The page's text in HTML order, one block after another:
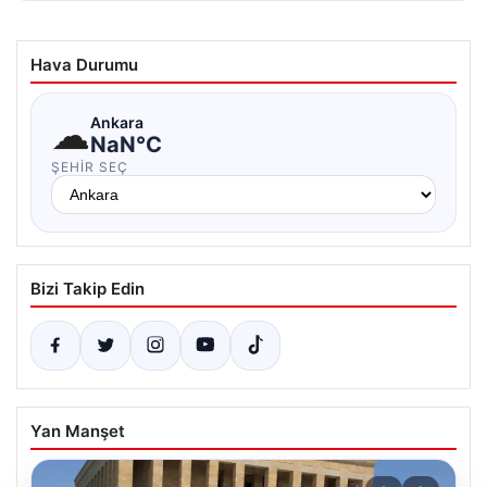
Hava Durumu
☁Ankara
NaN°C
ŞEHIR SEÇ
Bizi Takip Edin
Yan Manşet